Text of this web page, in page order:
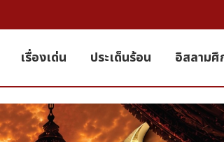
เรื่องเด่น ประเด็นร้อน อิสลามศึ